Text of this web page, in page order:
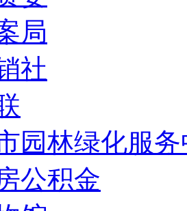
局
社
园林绿化服
公积金